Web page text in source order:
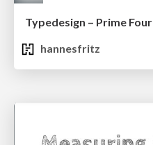
Typedesign – Prime Four
hannesfritz